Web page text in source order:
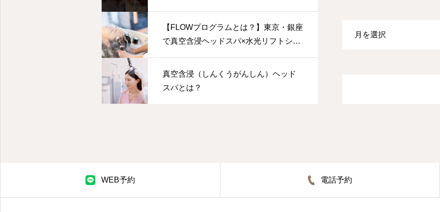
【FLOWプログラムとは？】東京・銀座
で真空含浸ヘッドスパ×水光リフトショ
体験
真空含浸（しんくうがんしん）ヘッド
スパとは？
WEB予約 電話予約